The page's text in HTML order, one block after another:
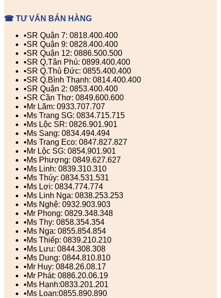
☎ TƯ VẤN BÁN HÀNG
▪️SR Quận 7: 0818.400.400
▪️SR Quận 9: 0828.400.400
▪️SR Quận 12: 0886.500.500
▪️SR Q.Tân Phú: 0899.400.400
▪️SR Q.Thủ Đức: 0855.400.400
▪️SR Q.Bình Thạnh: 0814.400.400
▪️SR Quận 2: 0853.400.400
▪️SR Cần Thơ: 0849.600.600
▪️Mr Lãm: 0933.707.707
▪️Ms Trang SG: 0834.715.715
▪️Ms Lộc SR: 0826.901.901
▪️Ms Sang: 0834.494.494
▪️Ms Trang Eco: 0847.827.827
▪️Mr Lộc SG: 0854.901.901
▪️Ms Phượng: 0849.627.627
▪️Ms Linh: 0839.310.310
▪️Ms Thúy: 0834.531.531
▪️Ms Lợi: 0834.774.774
▪️Ms Linh Nga: 0838.253.253
▪️Ms Nghệ: 0932.903.903
▪️Mr Phong: 0829.348.348
▪️Ms Thy: 0858.354.354
▪️Ms Nga: 0855.854.854
▪️Ms Thiếp: 0839.210.210
▪️Ms Lưu: 0844.308.308
▪️Ms Dung: 0844.810.810
▪️Mr Huy: 0848.26.08.17
▪️Mr Phát: 0886.20.06.19
▪️Ms Hạnh:0833.201.201
▪️Ms Loan:0855.890.890